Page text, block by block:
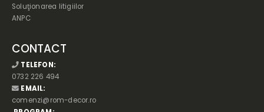
Soluţionarea litigiilor
ANPC
CONTACT
TELEFON:
0732 226 494
EMAIL:
comenzi@rom-decor.ro